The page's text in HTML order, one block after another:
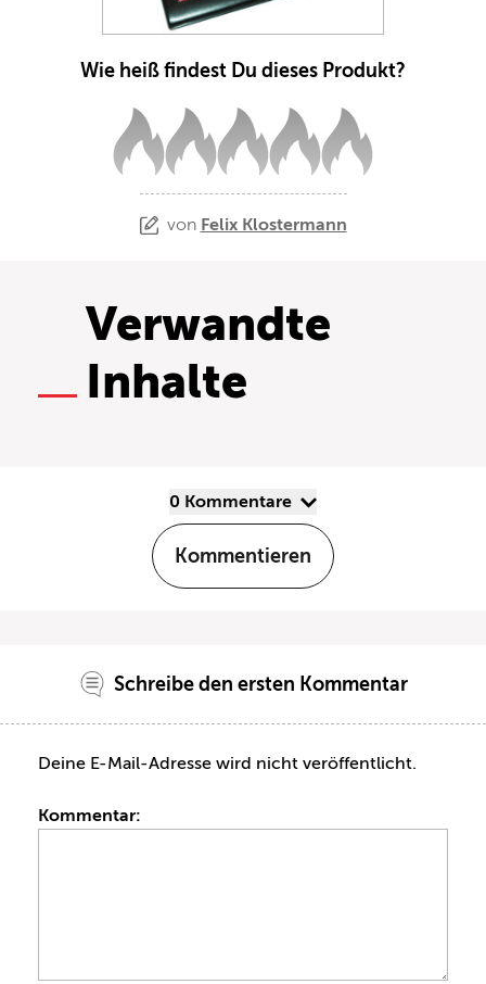
Wie heiß findest Du dieses Produkt?
von Felix Klostermann
Verwandte
Inhalte
0 Kommentare
Kommentieren
Schreibe den ersten Kommentar
Deine E-Mail-Adresse wird nicht veröffentlicht.
Kommentar: